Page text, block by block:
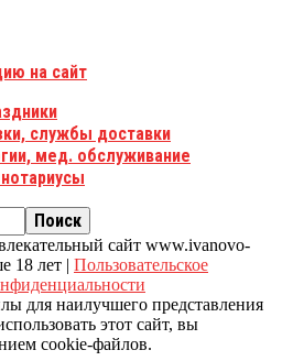
на сайт
службы доставки
мед. обслуживание
сайт www.ivanovo-
18 лет | Пользовательское
для наилучшего представления
этот сайт, вы
cookie-файлов.